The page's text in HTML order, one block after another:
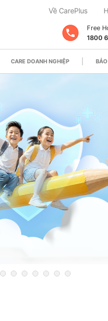
Về CarePlus
Free
1800
CARE DOANH NGHIỆP